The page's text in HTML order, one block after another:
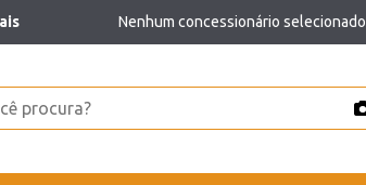
Nenhum concessionário selecionado